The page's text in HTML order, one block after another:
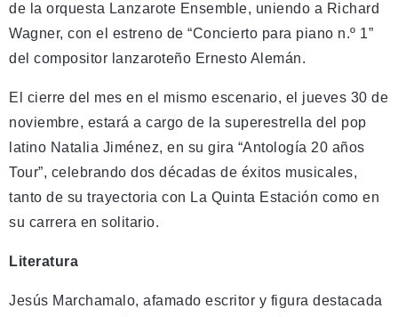
de la orquesta Lanzarote Ensemble, uniendo a Richard
Wagner, con el estreno de “Concierto para piano n.º 1”
del compositor lanzaroteño Ernesto Alemán.
El cierre del mes en el mismo escenario, el jueves 30 de
noviembre, estará a cargo de la superestrella del pop
latino Natalia Jiménez, en su gira “Antología 20 años
Tour”, celebrando dos décadas de éxitos musicales,
tanto de su trayectoria con La Quinta Estación como en
su carrera en solitario.
Literatura
Jesús Marchamalo, afamado escritor y figura destacada